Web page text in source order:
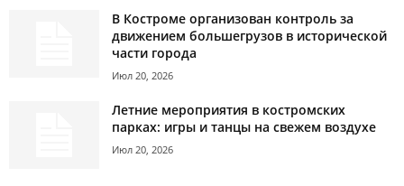
В Костроме организован контроль за
движением большегрузов в исторической
части города
Июл 20, 2026
Летние мероприятия в костромских
парках: игры и танцы на свежем воздухе
Июл 20, 2026